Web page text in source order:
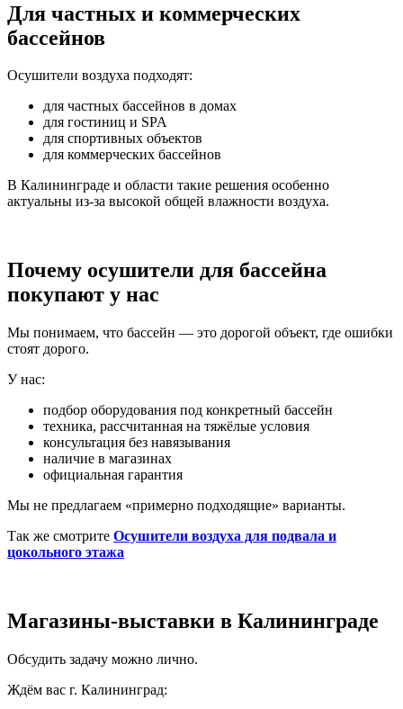
Для частных и коммерческих
бассейнов
Осушители воздуха подходят:
для частных бассейнов в домах
для гостиниц и SPA
для спортивных объектов
для коммерческих бассейнов
В Калининграде и области такие решения особенно
актуальны из-за высокой общей влажности воздуха.
Почему осушители для бассейна
покупают у нас
Мы понимаем, что бассейн — это дорогой объект, где ошибки
стоят дорого.
У нас:
подбор оборудования под конкретный бассейн
техника, рассчитанная на тяжёлые условия
консультация без навязывания
наличие в магазинах
официальная гарантия
Мы не предлагаем «примерно подходящие» варианты.
Так же смотрите Осушители воздуха для подвала и
цокольного этажа
Магазины-выставки в Калининграде
Обсудить задачу можно лично.
Ждём вас г. Калининград: